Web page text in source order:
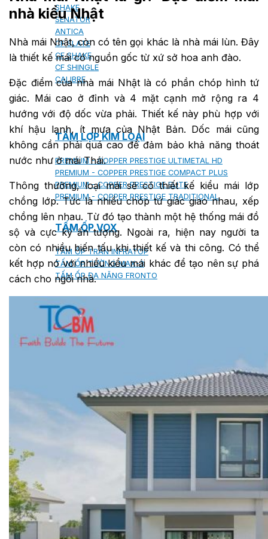
SHAKE
SENATOR
ANTICA
CF SLATE
CF SHAKE
CF SHINGLE
CALIBRE
TẤM LỢP KIM LOẠI
PREMIUM - COPPER PRESTIGE ULTIMETAL HD
PREMIUM - COPPER PRESTIGE COMPACT PLUS
PREMIUM - COPPER PRESTIGE ELITE
PREMIUM - COPPER PRESTIGE TRADITIONAL
TẤM ỐP VOX
TẤM ỐP TRẦN INFRATOP
TẤM ỐP TƯỜNG MAX-3
TẤM ỐP ĐA NĂNG FRONTO
MÁI GỖ TUYẾT TÙNG ĐỎ
GỖ NHÂN TẠO NAM SOON
GỖ SINH THÁI NOVANO
VÁN OSB (VÁN DĂM ĐỊNH HƯỚNG)
MÁI LÁ NHÂN TẠO CENTRO THATCH
nhà kiểu Nhật
Nhà mái Nhật, còn có tên gọi khác là nhà mái lùn. Đây
là thiết kế mái có nguồn gốc từ xứ sở hoa anh đào.
Đặc điểm của nhà mái Nhật là có phần chóp hình tứ
giác. Mái cao ở đỉnh và 4 mặt cạnh mở rộng ra 4
hướng với độ dốc vừa phải. Thiết kế này phù hợp với
khí hậu lạnh, ít mưa của Nhật Bản. Dốc mái cũng
không cần phải quá cao để đảm bảo khả năng thoát
nước như ở mái Thái.
Thông thường, loại mái sẽ có thiết kế kiểu mái lớp
chồng lớp. Tức là nhiều chóp tứ giác giao nhau, xếp
chồng lên nhau. Từ đó tạo thành một hệ thống mái đồ
sộ và cực kỳ ấn tượng. Ngoài ra, hiện nay người ta
còn có nhiều biến tấu khi thiết kế và thi công. Có thể
kết hợp nó với nhiều kiểu mái khác để tạo nên sự phá
cách cho ngôi nhà.